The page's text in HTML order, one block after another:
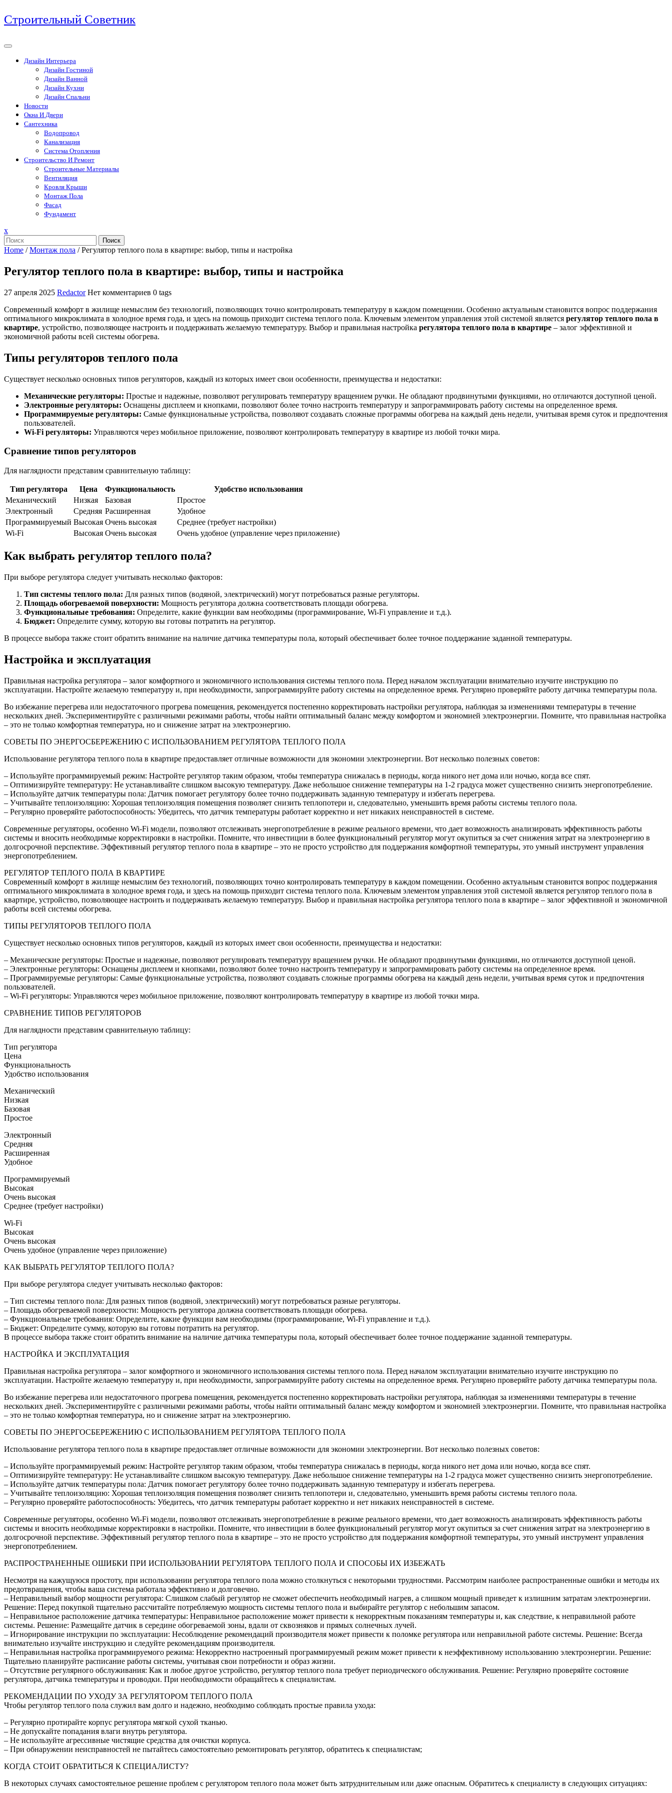
Перейти
к
Строительный Советник
Дизайн Интерьера
Дизайн Гостиной
Дизайн Ванной
Дизайн Кухни
Дизайн Спальни
Новости
Окна И Двери
Сантехника
Водопровод
Канализация
Система Отопления
Строительство И Ремонт
Строительные Материалы
Вентиляция
Кровля Крыши
Монтаж Пола
Фасад
Фундамент
xЗакрыть
меню
Поиск
Home /Монтаж пола /Регулятор теплого пола в квартире: выбор, типы и настройка
Регулятор теплого пола в квартире: выбор, типы и настройка
27 апреля 2025 Redactor Нет комментариев 0 tags
Современный комфорт в жилище немыслим без технологий, позволяющих точно контролировать температуру в каждом помещении. Особенно актуальным становится вопрос поддержания
оптимального микроклимата в холодное время года, и здесь на помощь приходит система теплого пола. Ключевым элементом управления этой системой является регулятор теплого пола в
квартире, устройство, позволяющее настроить и поддерживать желаемую температуру. Выбор и правильная настройка регулятора теплого пола в квартире – залог эффективной и
экономичной работы всей системы обогрева.
Типы регуляторов теплого пола
Существует несколько основных типов регуляторов, каждый из которых имеет свои особенности, преимущества и недостатки:
Механические регуляторы: Простые и надежные, позволяют регулировать температуру вращением ручки. Не обладают продвинутыми функциями, но отличаются доступной ценой.
Электронные регуляторы: Оснащены дисплеем и кнопками, позволяют более точно настроить температуру и запрограммировать работу системы на определенное время.
Программируемые регуляторы: Самые функциональные устройства, позволяют создавать сложные программы обогрева на каждый день недели, учитывая время суток и предпочтения
пользователей.
Wi-Fi регуляторы: Управляются через мобильное приложение, позволяют контролировать температуру в квартире из любой точки мира.
Сравнение типов регуляторов
Для наглядности представим сравнительную таблицу:
Тип регулятора Цена Функциональность
Удобство использования
Механический
Низкая Базовая
Простое
Электронный
Средняя Расширенная
Удобное
Программируемый Высокая Очень высокая
Среднее (требует настройки)
Wi-Fi
Высокая Очень высокая Очень удобное (управление через приложение)
Как выбрать регулятор теплого пола?
При выборе регулятора следует учитывать несколько факторов:
Тип системы теплого пола: Для разных типов (водяной, электрический) могут потребоваться разные регуляторы.
Площадь обогреваемой поверхности: Мощность регулятора должна соответствовать площади обогрева.
Функциональные требования: Определите, какие функции вам необходимы (программирование, Wi-Fi управление и т.д.).
Бюджет: Определите сумму, которую вы готовы потратить на регулятор.
В процессе выбора также стоит обратить внимание на наличие датчика температуры пола, который обеспечивает более точное поддержание заданной температуры.
Настройка и эксплуатация
Правильная настройка регулятора – залог комфортного и экономичного использования системы теплого пола. Перед началом эксплуатации внимательно изучите инструкцию по
эксплуатации. Настройте желаемую температуру и, при необходимости, запрограммируйте работу системы на определенное время. Регулярно проверяйте работу датчика температуры пола.
Во избежание перегрева или недостаточного прогрева помещения, рекомендуется постепенно корректировать настройки регулятора, наблюдая за изменениями температуры в течение
нескольких дней. Экспериментируйте с различными режимами работы, чтобы найти оптимальный баланс между комфортом и экономией электроэнергии. Помните, что правильная настройка
– это не только комфортная температура, но и снижение затрат на электроэнергию.
СОВЕТЫ ПО ЭНЕРГОСБЕРЕЖЕНИЮ С ИСПОЛЬЗОВАНИЕМ РЕГУЛЯТОРА ТЕПЛОГО ПОЛА
Использование регулятора теплого пола в квартире предоставляет отличные возможности для экономии электроэнергии. Вот несколько полезных советов:
– Используйте программируемый режим: Настройте регулятор таким образом, чтобы температура снижалась в периоды, когда никого нет дома или ночью, когда все спят.
– Оптимизируйте температуру: Не устанавливайте слишком высокую температуру. Даже небольшое снижение температуры на 1-2 градуса может существенно снизить энергопотребление.
– Используйте датчик температуры пола: Датчик помогает регулятору более точно поддерживать заданную температуру и избегать перегрева.
– Учитывайте теплоизоляцию: Хорошая теплоизоляция помещения позволяет снизить теплопотери и, следовательно, уменьшить время работы системы теплого пола.
– Регулярно проверяйте работоспособность: Убедитесь, что датчик температуры работает корректно и нет никаких неисправностей в системе.
Современные регуляторы, особенно Wi-Fi модели, позволяют отслеживать энергопотребление в режиме реального времени, что дает возможность анализировать эффективность работы
системы и вносить необходимые корректировки в настройки. Помните, что инвестиции в более функциональный регулятор могут окупиться за счет снижения затрат на электроэнергию в
долгосрочной перспективе. Эффективный регулятор теплого пола в квартире – это не просто устройство для поддержания комфортной температуры, это умный инструмент управления
энергопотреблением.
РЕГУЛЯТОР ТЕПЛОГО ПОЛА В КВАРТИРЕ
Современный комфорт в жилище немыслим без технологий, позволяющих точно контролировать температуру в каждом помещении. Особенно актуальным становится вопрос поддержания
оптимального микроклимата в холодное время года, и здесь на помощь приходит система теплого пола. Ключевым элементом управления этой системой является регулятор теплого пола в
квартире, устройство, позволяющее настроить и поддерживать желаемую температуру. Выбор и правильная настройка регулятора теплого пола в квартире – залог эффективной и экономичной
работы всей системы обогрева.
ТИПЫ РЕГУЛЯТОРОВ ТЕПЛОГО ПОЛА
Существует несколько основных типов регуляторов, каждый из которых имеет свои особенности, преимущества и недостатки:
– Механические регуляторы: Простые и надежные, позволяют регулировать температуру вращением ручки. Не обладают продвинутыми функциями, но отличаются доступной ценой.
– Электронные регуляторы: Оснащены дисплеем и кнопками, позволяют более точно настроить температуру и запрограммировать работу системы на определенное время.
– Программируемые регуляторы: Самые функциональные устройства, позволяют создавать сложные программы обогрева на каждый день недели, учитывая время суток и предпочтения
пользователей.
– Wi-Fi регуляторы: Управляются через мобильное приложение, позволяют контролировать температуру в квартире из любой точки мира.
СРАВНЕНИЕ ТИПОВ РЕГУЛЯТОРОВ
Для наглядности представим сравнительную таблицу:
Тип регулятора
Цена
Функциональность
Удобство использования
Механический
Низкая
Базовая
Простое
Электронный
Средняя
Расширенная
Удобное
Программируемый
Высокая
Очень высокая
Среднее (требует настройки)
Wi-Fi
Высокая
Очень высокая
Очень удобное (управление через приложение)
КАК ВЫБРАТЬ РЕГУЛЯТОР ТЕПЛОГО ПОЛА?
При выборе регулятора следует учитывать несколько факторов:
– Тип системы теплого пола: Для разных типов (водяной, электрический) могут потребоваться разные регуляторы.
– Площадь обогреваемой поверхности: Мощность регулятора должна соответствовать площади обогрева.
– Функциональные требования: Определите, какие функции вам необходимы (программирование, Wi-Fi управление и т.д.).
– Бюджет: Определите сумму, которую вы готовы потратить на регулятор.
В процессе выбора также стоит обратить внимание на наличие датчика температуры пола, который обеспечивает более точное поддержание заданной температуры.
НАСТРОЙКА И ЭКСПЛУАТАЦИЯ
Правильная настройка регулятора – залог комфортного и экономичного использования системы теплого пола. Перед началом эксплуатации внимательно изучите инструкцию по
эксплуатации. Настройте желаемую температуру и, при необходимости, запрограммируйте работу системы на определенное время. Регулярно проверяйте работу датчика температуры пола.
Во избежание перегрева или недостаточного прогрева помещения, рекомендуется постепенно корректировать настройки регулятора, наблюдая за изменениями температуры в течение
нескольких дней. Экспериментируйте с различными режимами работы, чтобы найти оптимальный баланс между комфортом и экономией электроэнергии. Помните, что правильная настройка
– это не только комфортная температура, но и снижение затрат на электроэнергию.
СОВЕТЫ ПО ЭНЕРГОСБЕРЕЖЕНИЮ С ИСПОЛЬЗОВАНИЕМ РЕГУЛЯТОРА ТЕПЛОГО ПОЛА
Использование регулятора теплого пола в квартире предоставляет отличные возможности для экономии электроэнергии. Вот несколько полезных советов:
– Используйте программируемый режим: Настройте регулятор таким образом, чтобы температура снижалась в периоды, когда никого нет дома или ночью, когда все спят.
– Оптимизируйте температуру: Не устанавливайте слишком высокую температуру. Даже небольшое снижение температуры на 1-2 градуса может существенно снизить энергопотребление.
– Используйте датчик температуры пола: Датчик помогает регулятору более точно поддерживать заданную температуру и избегать перегрева.
– Учитывайте теплоизоляцию: Хорошая теплоизоляция помещения позволяет снизить теплопотери и, следовательно, уменьшить время работы системы теплого пола.
– Регулярно проверяйте работоспособность: Убедитесь, что датчик температуры работает корректно и нет никаких неисправностей в системе.
Современные регуляторы, особенно Wi-Fi модели, позволяют отслеживать энергопотребление в режиме реального времени, что дает возможность анализировать эффективность работы
системы и вносить необходимые корректировки в настройки. Помните, что инвестиции в более функциональный регулятор могут окупиться за счет снижения затрат на электроэнергию в
долгосрочной перспективе. Эффективный регулятор теплого пола в квартире – это не просто устройство для поддержания комфортной температуры, это умный инструмент управления
энергопотреблением.
РАСПРОСТРАНЕННЫЕ ОШИБКИ ПРИ ИСПОЛЬЗОВАНИИ РЕГУЛЯТОРА ТЕПЛОГО ПОЛА И СПОСОБЫ ИХ ИЗБЕЖАТЬ
Несмотря на кажущуюся простоту, при использовании регулятора теплого пола можно столкнуться с некоторыми трудностями. Рассмотрим наиболее распространенные ошибки и методы их
предотвращения, чтобы ваша система работала эффективно и долговечно.
– Неправильный выбор мощности регулятора: Слишком слабый регулятор не сможет обеспечить необходимый нагрев, а слишком мощный приведет к излишним затратам электроэнергии.
Решение: Перед покупкой тщательно рассчитайте потребляемую мощность системы теплого пола и выбирайте регулятор с небольшим запасом.
– Неправильное расположение датчика температуры: Неправильное расположение может привести к некорректным показаниям температуры и, как следствие, к неправильной работе
системы. Решение: Размещайте датчик в середине обогреваемой зоны, вдали от сквозняков и прямых солнечных лучей.
– Игнорирование инструкции по эксплуатации: Несоблюдение рекомендаций производителя может привести к поломке регулятора или неправильной работе системы. Решение: Всегда
внимательно изучайте инструкцию и следуйте рекомендациям производителя.
– Неправильная настройка программируемого режима: Некорректно настроенный программируемый режим может привести к неэффективному использованию электроэнергии. Решение:
Тщательно планируйте расписание работы системы, учитывая свои потребности и образ жизни.
– Отсутствие регулярного обслуживания: Как и любое другое устройство, регулятор теплого пола требует периодического обслуживания. Решение: Регулярно проверяйте состояние
регулятора, датчика температуры и проводки. При необходимости обращайтесь к специалистам.
РЕКОМЕНДАЦИИ ПО УХОДУ ЗА РЕГУЛЯТОРОМ ТЕПЛОГО ПОЛА
Чтобы регулятор теплого пола служил вам долго и надежно, необходимо соблюдать простые правила ухода:
– Регулярно протирайте корпус регулятора мягкой сухой тканью.
– Не допускайте попадания влаги внутрь регулятора.
– Не используйте агрессивные чистящие средства для очистки корпуса.
– При обнаружении неисправностей не пытайтесь самостоятельно ремонтировать регулятор, обратитесь к специалистам;
КОГДА СТОИТ ОБРАТИТЬСЯ К СПЕЦИАЛИСТУ?
В некоторых случаях самостоятельное решение проблем с регулятором теплого пола может быть затруднительным или даже опасным. Обратитесь к специалисту в следующих ситуациях: